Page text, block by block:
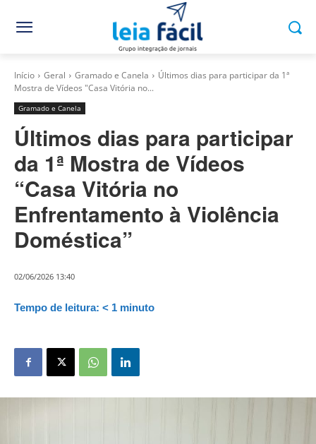
Início Geral Gramado e Canela
Últimos dias para participar da 1ª
Mostra de Vídeos "Casa Vitória no...
Gramado e Canela
Últimos dias para participar
da 1ª Mostra de Vídeos
“Casa Vitória no
Enfrentamento à Violência
Doméstica”
02/06/2026 13:40
Tempo de leitura: < 1 minuto